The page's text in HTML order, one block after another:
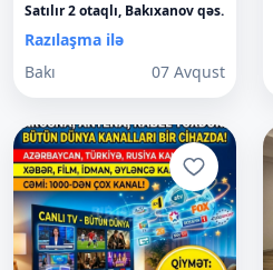
Satılır 2 otaqlı, Bakıxanov qəs.
Razılaşma ilə
Bakı
07 Avqust